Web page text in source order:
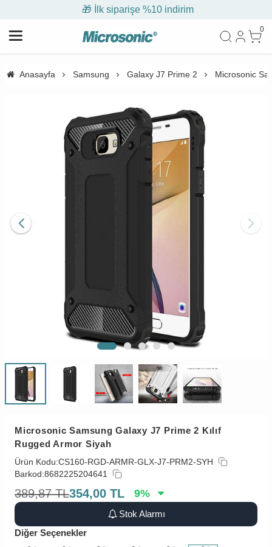
🎁 İlk siparişe %10 indirim
0
Anasayfa Samsung Galaxy J7 Prime 2 Microsonic
Microsonic Samsung Galaxy J7 Prime 2 Kılıf
Rugged Armor Siyah
Ürün Kodu:CS160-RGD-ARMR-GLX-J7-PRM2-SYH
Barkod:8682225204641
389,87 TL354,00 TL 9%
Stok Alarmı
Diğer Seçenekler